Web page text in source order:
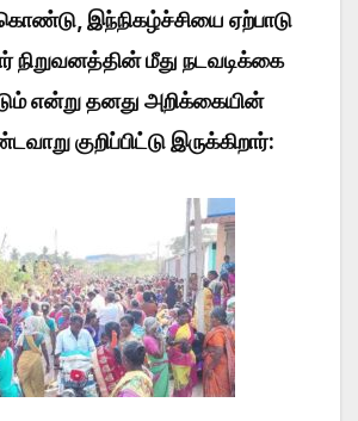
இந்நிகழ்ச்சியை ஏற்பாடு
நிறுவனத்தின் மீது நடவடிக்கை
என்று தனது அறிக்கையின்
குறிப்பிட்டு இருக்கிறார்: